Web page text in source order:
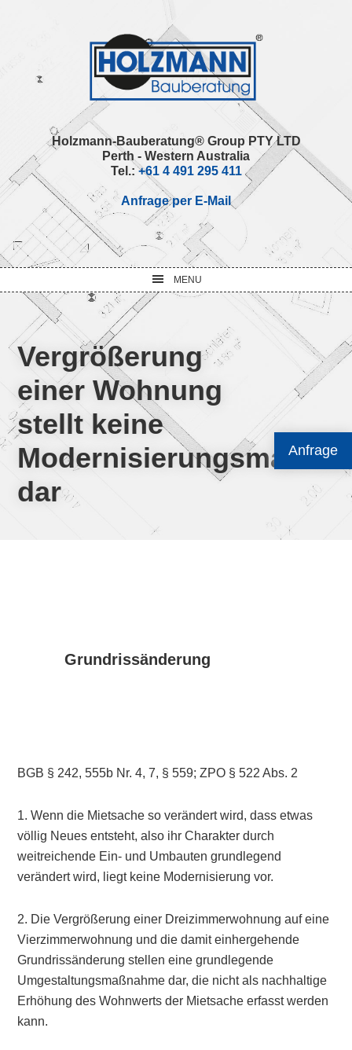
Anfrage
Holzmann-Bauberatung® Group PTY LTD
Perth - Western Australia
Tel.:+61 4 491 295 411
Anfrage per E-Mail
MENU
Vergrößerung
einer Wohnung
stellt keine
dar
Grundrissänderung
BGB § 242, 555b Nr. 4, 7, § 559; ZPO § 522 Abs. 2
1. Wenn die Mietsache so verändert wird, dass etwas
völlig Neues entsteht, also ihr Charakter durch
weitreichende Ein- und Umbauten grundlegend
verändert wird, liegt keine Modernisierung vor.
2. Die Vergrößerung einer Dreizimmerwohnung auf eine
Vierzimmerwohnung und die damit einhergehende
Grundrissänderung stellen eine grundlegende
Umgestaltungsmaßnahme dar, die nicht als nachhaltige
Erhöhung des Wohnwerts der Mietsache erfasst werden
kann.